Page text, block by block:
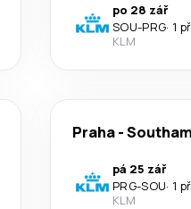
po 28 zář
SOU-PRG· 1
KLM
Praha-
pá 25 zář
PRG-SOU· 1
KLM